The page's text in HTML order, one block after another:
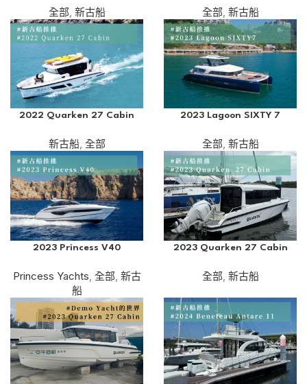
全部, 新古船 全部, 新古船
2022 Quarken 27 Cabin
新古船, 全部
2023 Lagoon SIXTY 7
全部, 新古船
2023 Princess V40
Princess Yachts, 全部, 新古
船
2023 Quarken 27 Cabin
全部, 新古船